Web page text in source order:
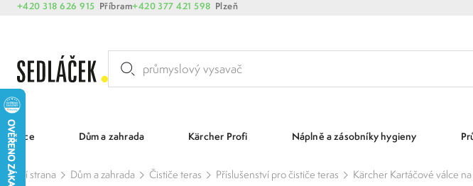
+420 318 626 915 Příbram+420 377 421 598 Plzeň
Akce Dům a zahrada Kärcher Profi Náplně a zásobníky hygieny
Hlavní strana Dům a zahrada Čističe teras Příslušenství pro čističe teras Kärcher Kartáčové válce